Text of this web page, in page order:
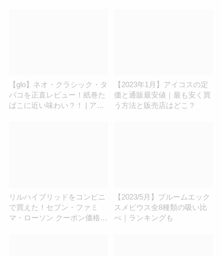
【glo】ネオ・クラシック・タ
バコを正直レビュー！紙巻た
ばこに近い味わい？！ | アイ
【2023年1月】アイコスの定
価と通販最安値｜最も安く買
う方法と販売店はどこ？
リルハイブリッドをコンビニ
で買えた！セブン・ファミ
マ・ローソン クーポン価格販
【2023/5月】プルームエック
スメビウス全8種類の吸い比
べ｜ランキングも